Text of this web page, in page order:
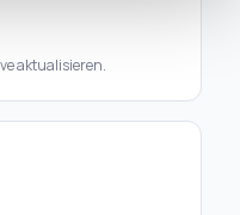
aktualisieren.